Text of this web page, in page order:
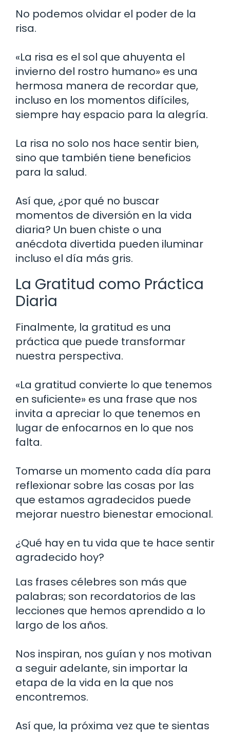
No podemos olvidar el poder de la
risa.
«La risa es el sol que ahuyenta el
invierno del rostro humano» es una
hermosa manera de recordar que,
incluso en los momentos difíciles,
siempre hay espacio para la alegría.
La risa no solo nos hace sentir bien,
sino que también tiene beneficios
para la salud.
Así que, ¿por qué no buscar
momentos de diversión en la vida
diaria? Un buen chiste o una
anécdota divertida pueden iluminar
incluso el día más gris.
La Gratitud como Práctica
Diaria
Finalmente, la gratitud es una
práctica que puede transformar
nuestra perspectiva.
«La gratitud convierte lo que tenemos
en suficiente» es una frase que nos
invita a apreciar lo que tenemos en
lugar de enfocarnos en lo que nos
falta.
Tomarse un momento cada día para
reflexionar sobre las cosas por las
que estamos agradecidos puede
mejorar nuestro bienestar emocional.
¿Qué hay en tu vida que te hace sentir
agradecido hoy?
Las frases célebres son más que
palabras; son recordatorios de las
lecciones que hemos aprendido a lo
largo de los años.
Nos inspiran, nos guían y nos motivan
a seguir adelante, sin importar la
etapa de la vida en la que nos
encontremos.
Así que, la próxima vez que te sientas